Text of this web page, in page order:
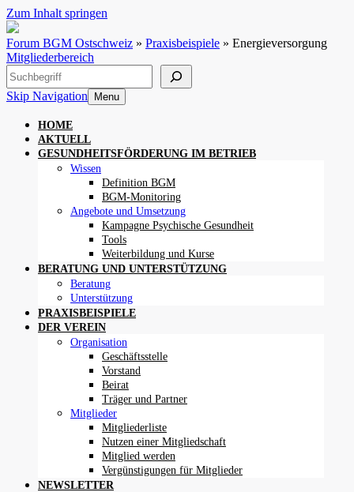
Zum Inhalt springen
Forum BGM Ostschweiz » Praxisbeispiele » Energieversorgung
Mitgliederbereich
Suchen
Skip Navigation
Menu
HOME
AKTUELL
GESUNDHEITSFÖRDERUNG IM BETRIEB
Wissen
Definition BGM
BGM-Monitoring
Angebote und Umsetzung
Kampagne Psychische Gesundheit
Tools
Weiterbildung und Kurse
BERATUNG UND UNTERSTÜTZUNG
Beratung
Unterstützung
PRAXISBEISPIELE
DER VEREIN
Organisation
Geschäftsstelle
Vorstand
Beirat
Träger und Partner
Mitglieder
Mitgliederliste
Nutzen einer Mitgliedschaft
Mitglied werden
Vergünstigungen für Mitglieder
NEWSLETTER